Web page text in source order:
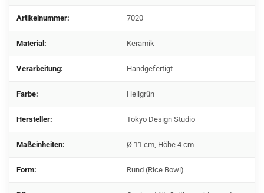
Artikelnummer: 7020
Material: Keramik
Verarbeitung: Handgefertigt
Farbe: Hellgrün
Hersteller: Tokyo Design Studio
Maßeinheiten: Ø 11 cm, Höhe 4 cm
Form: Rund (Rice Bowl)